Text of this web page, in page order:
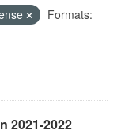
Formats:
2021-2022